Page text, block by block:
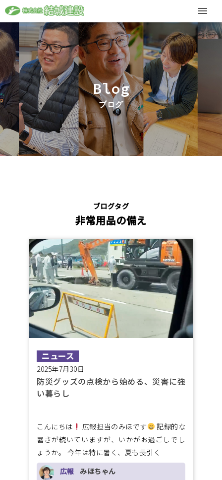
Blog
ブログ
ブログタグ
非常用品の備え
ニュース
2025年7月30日
防災グッズの点検から始める、災害に強
い暮らし
こんにちは 広報担当のみほです
記録的な
暑さが続いていますが、いかがお過ごしでし
ょうか。 今年は特に暑く、夏も長引く
広報
みほちゃん